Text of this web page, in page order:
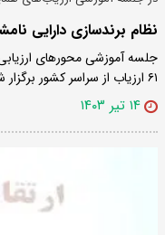
نظام برندسازی دارایی
جلسه آموزشی محورهای ارزیابی
۶۱ ارزیاب از سراسر کشور برگزار شد.
۱۴ تیر ۱۴۰۳